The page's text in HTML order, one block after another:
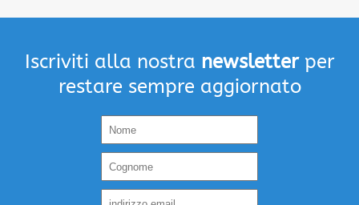
Iscriviti alla nostra newsletterper
restare sempre aggiornato